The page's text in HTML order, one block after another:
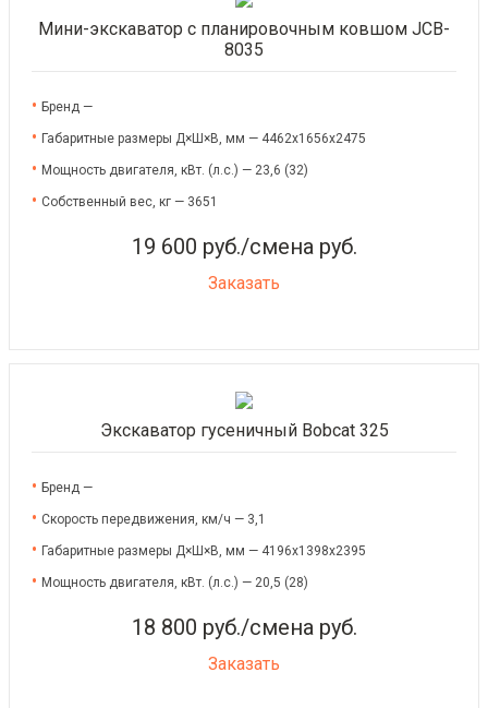
19 600 руб./смена руб.
Заказать
Мини-экскаватор с планировочным ковшом JCB-
8035
Бренд —
Габаритные размеры Д×Ш×В, мм — 4462x1656x2475
Мощность двигателя, кВт. (л.с.) — 23,6 (32)
Собственный вес, кг — 3651
18 800 руб./смена руб.
Заказать
Экскаватор гусеничный Bobcat 325
Бренд —
Скорость передвижения, км/ч — 3,1
Габаритные размеры Д×Ш×В, мм — 4196x1398x2395
Мощность двигателя, кВт. (л.с.) — 20,5 (28)